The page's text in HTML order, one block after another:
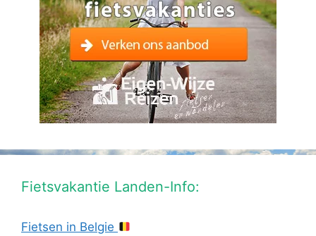
Fietsvakantie Landen-Info:
Fietsen in Belgie